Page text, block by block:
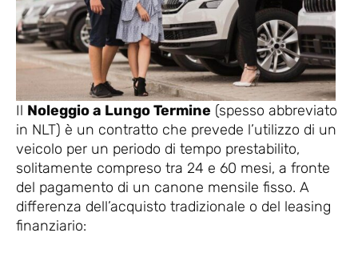
Il Noleggio a Lungo Termine (spesso abbreviato
in NLT) è un contratto che prevede l’utilizzo di un
veicolo per un periodo di tempo prestabilito,
solitamente compreso tra 24 e 60 mesi, a fronte
del pagamento di un canone mensile fisso. A
differenza dell’acquisto tradizionale o del leasing
finanziario: